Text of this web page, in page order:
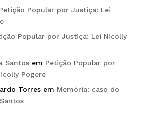
Petição Popular por Justiça: Lei
Popular por Justiça: Lei Nicolly
Santosem Petição Popular por
Pogere
Torresem Memória: caso do